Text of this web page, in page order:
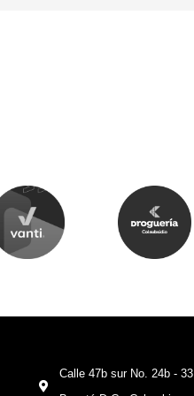
Calle 47b sur No. 24b - 33